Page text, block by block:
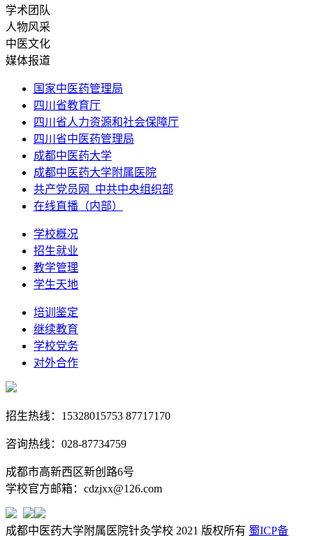
学术团队
人物风采
中医文化
媒体报道
国家中医药管理局
四川省教育厅
四川省人力资源和社会保障厅
四川省中医药管理局
成都中医药大学
成都中医药大学附属医院
共产党员网_中共中央组织部
在线直播（内部）
学校概况
招生就业
教学管理
学生天地
培训鉴定
继续教育
学校党务
对外合作
招生热线：15328015753 87717170
咨询热线：028-87734759
成都市高新西区新创路6号
学校官方邮箱：cdzjxx@126.com
成都中医药大学附属医院针灸学校 2021 版权所有 蜀ICP备